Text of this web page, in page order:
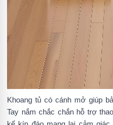
Khoang tủ có cánh mở giúp
Tay nắm chắc chắn hỗ trợ